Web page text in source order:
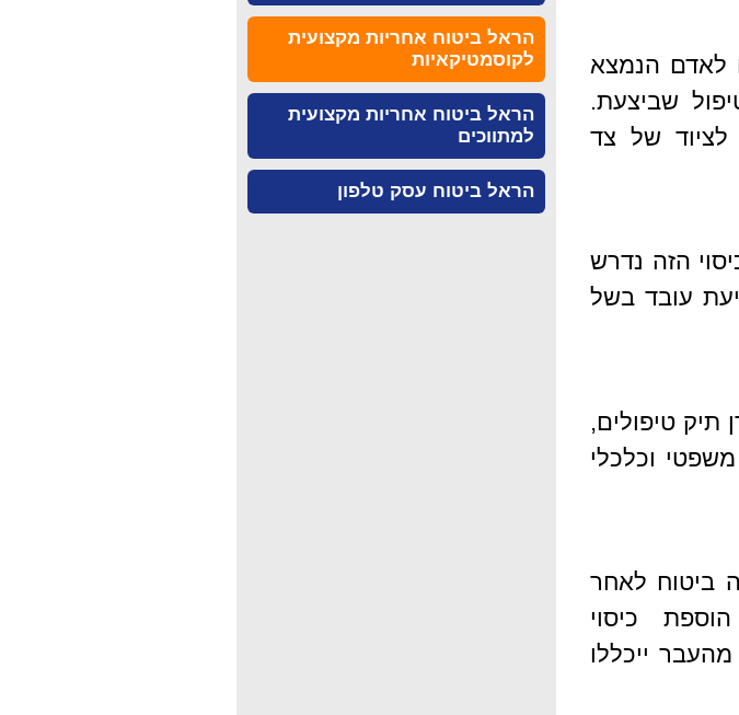
לאדם הנמצא
שביצעת.
של צד
הזה נדרש
עובד בשל
תיק טיפולים,
וכלכלי
ביטוח לאחר
כיסוי
ייכללו
הראל ביטוח אחריות מקצועית
לקוסמטיקאיות
הראל ביטוח אחריות מקצועית
למתווכים
הראל ביטוח עסק טלפון